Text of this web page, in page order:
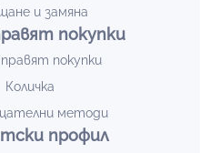
и замяна
покупки
покупки
Количка
методи
профил